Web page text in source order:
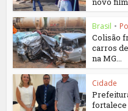
Brasil •
Colisão
carros
na MG...
Cidade
fortalece